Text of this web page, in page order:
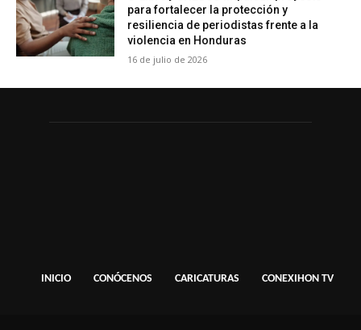
para fortalecer la protección y
resiliencia de periodistas frente a la
violencia en Honduras
16 de julio de 2026
INICIO CONÓCENOS CARICATURAS CONEXIHON TV